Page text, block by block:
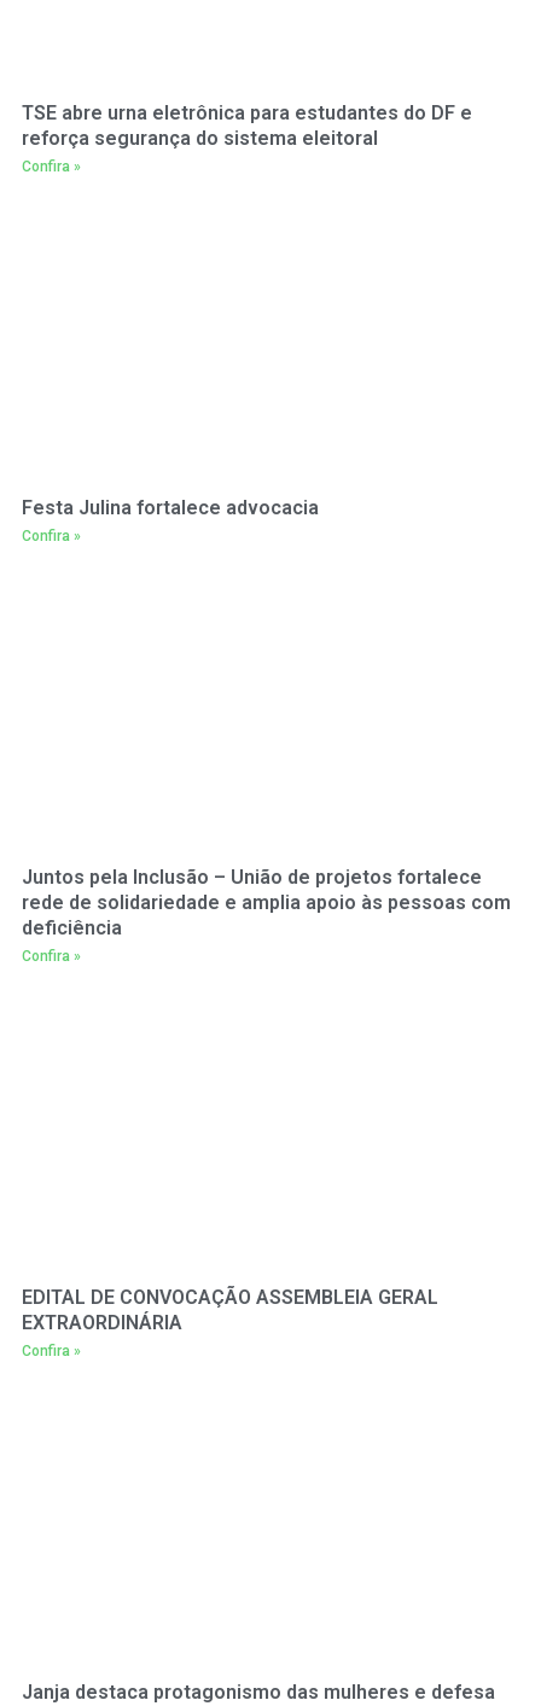
TSE abre urna eletrônica para estudantes do DF e
reforça segurança do sistema eleitoral
Confira »
Festa Julina fortalece advocacia
Confira »
Juntos pela Inclusão – União de projetos fortalece
rede de solidariedade e amplia apoio às pessoas com
deficiência
Confira »
EDITAL DE CONVOCAÇÃO ASSEMBLEIA GERAL
EXTRAORDINÁRIA
Confira »
Janja destaca protagonismo das mulheres e defesa